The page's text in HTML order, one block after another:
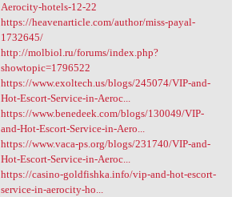
Aerocity-hotels-12-22
https://heavenarticle.com/author/miss-payal-
1732645/
http://molbiol.ru/forums/index.php?
showtopic=1796522
https://www.exoltech.us/blogs/245074/VIP-and-
Hot-Escort-Service-in-Aeroc...
https://www.benedeek.com/blogs/130049/VIP-
and-Hot-Escort-Service-in-Aero...
https://www.vaca-ps.org/blogs/231740/VIP-and-
Hot-Escort-Service-in-Aeroc...
https://casino-goldfishka.info/vip-and-hot-escort-
service-in-aerocity-ho...